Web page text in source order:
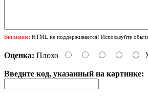
Внимание: HTML не поддерживается! Используйте
Оценка: Плохо
Введите код, указанный на картинке: